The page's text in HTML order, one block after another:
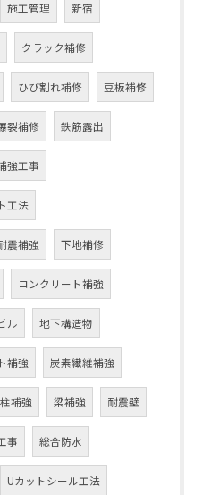
施工管理 新宿
クラック補修
ひび割れ補修 豆板補修
裂補修 鉄筋露出
強工事
工法
震補強 下地補修
コンクリート補強
ル 地下構造物
補強 炭素繊維補強
柱補強 梁補強 耐震壁
事 総合防水
Uカットシール工法